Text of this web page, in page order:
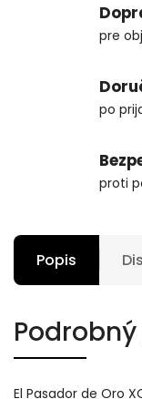
pre
po
proti
Popis
El Pasador de Oro